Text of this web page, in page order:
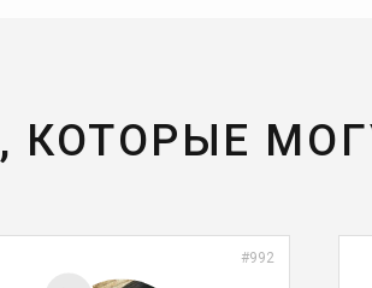
КОТОРЫЕ
#992